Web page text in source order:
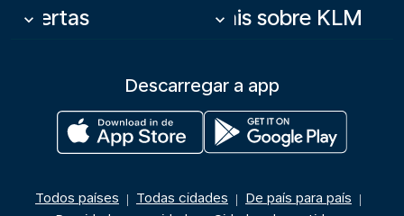
Ofertas
keyboard_arrow_down Mais sobre KLM
keyboard_arrow_down
Descarregar a app
Todos países | Todas cidades | De país para país |